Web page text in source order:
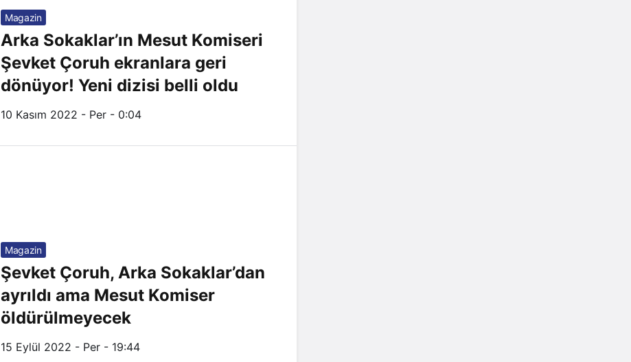
Magazin
Arka Sokaklar’ın Mesut Komiseri
Şevket Çoruh ekranlara geri
dönüyor! Yeni dizisi belli oldu
10 Kasım 2022 - Per - 0:04
Magazin
Şevket Çoruh, Arka Sokaklar’dan
ayrıldı ama Mesut Komiser
öldürülmeyecek
15 Eylül 2022 - Per - 19:44